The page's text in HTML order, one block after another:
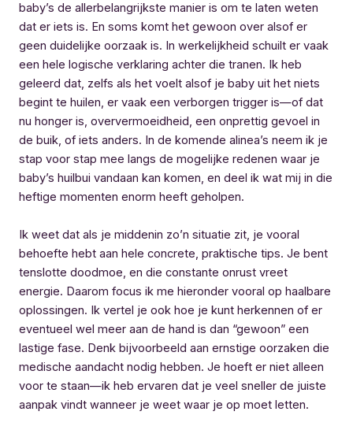
baby’s de allerbelangrijkste manier is om te laten weten
dat er iets is. En soms komt het gewoon over alsof er
geen duidelijke oorzaak is. In werkelijkheid schuilt er vaak
een hele logische verklaring achter die tranen. Ik heb
geleerd dat, zelfs als het voelt alsof je baby uit het niets
begint te huilen, er vaak een verborgen trigger is—of dat
nu honger is, oververmoeidheid, een onprettig gevoel in
de buik, of iets anders. In de komende alinea’s neem ik je
stap voor stap mee langs de mogelijke redenen waar je
baby’s huilbui vandaan kan komen, en deel ik wat mij in die
heftige momenten enorm heeft geholpen.
Ik weet dat als je middenin zo’n situatie zit, je vooral
behoefte hebt aan hele concrete, praktische tips. Je bent
tenslotte doodmoe, en die constante onrust vreet
energie. Daarom focus ik me hieronder vooral op haalbare
oplossingen. Ik vertel je ook hoe je kunt herkennen of er
eventueel wel meer aan de hand is dan “gewoon” een
lastige fase. Denk bijvoorbeeld aan ernstige oorzaken die
medische aandacht nodig hebben. Je hoeft er niet alleen
voor te staan—ik heb ervaren dat je veel sneller de juiste
aanpak vindt wanneer je weet waar je op moet letten.